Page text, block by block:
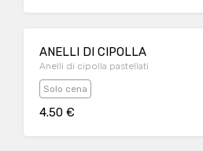
ANELLI DI CIPOLLA
Anelli di cipolla pastellati
Solo cena
4.50 €